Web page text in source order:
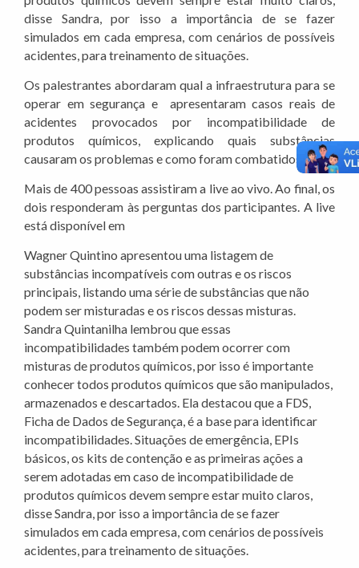
disse Sandra, por isso a importância de se fazer
simulados em cada empresa, com cenários de possíveis
acidentes, para treinamento de situações.
Os palestrantes abordaram qual a infraestrutura para se
operar em segurança e apresentaram casos reais de
acidentes provocados por incompatibilidade de
produtos químicos, explicando quais substâncias
causaram os problemas e como foram combatidos.
Mais de 400 pessoas assistiram a live ao vivo. Ao final, os
dois responderam às perguntas dos participantes. A live
está disponível em
Wagner Quintino apresentou uma listagem de
substâncias incompatíveis com outras e os riscos
principais, listando uma série de substâncias que não
podem ser misturadas e os riscos dessas misturas.
Sandra Quintanilha lembrou que essas
incompatibilidades também podem ocorrer com
misturas de produtos químicos, por isso é importante
conhecer todos produtos químicos que são manipulados,
armazenados e descartados. Ela destacou que a FDS,
Ficha de Dados de Segurança, é a base para identificar
incompatibilidades. Situações de emergência, EPIs
básicos, os kits de contenção e as primeiras ações a
serem adotadas em caso de incompatibilidade de
produtos químicos devem sempre estar muito claros,
disse Sandra, por isso a importância de se fazer
simulados em cada empresa, com cenários de possíveis
acidentes, para treinamento de situações.